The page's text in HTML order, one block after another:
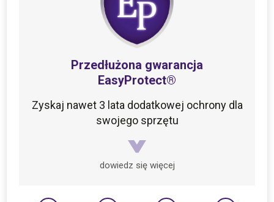
Przedłużona gwarancja
EasyProtect®
Zyskaj nawet 3 lata dodatkowej ochrony dla
swojego sprzętu
dowiedz się więcej